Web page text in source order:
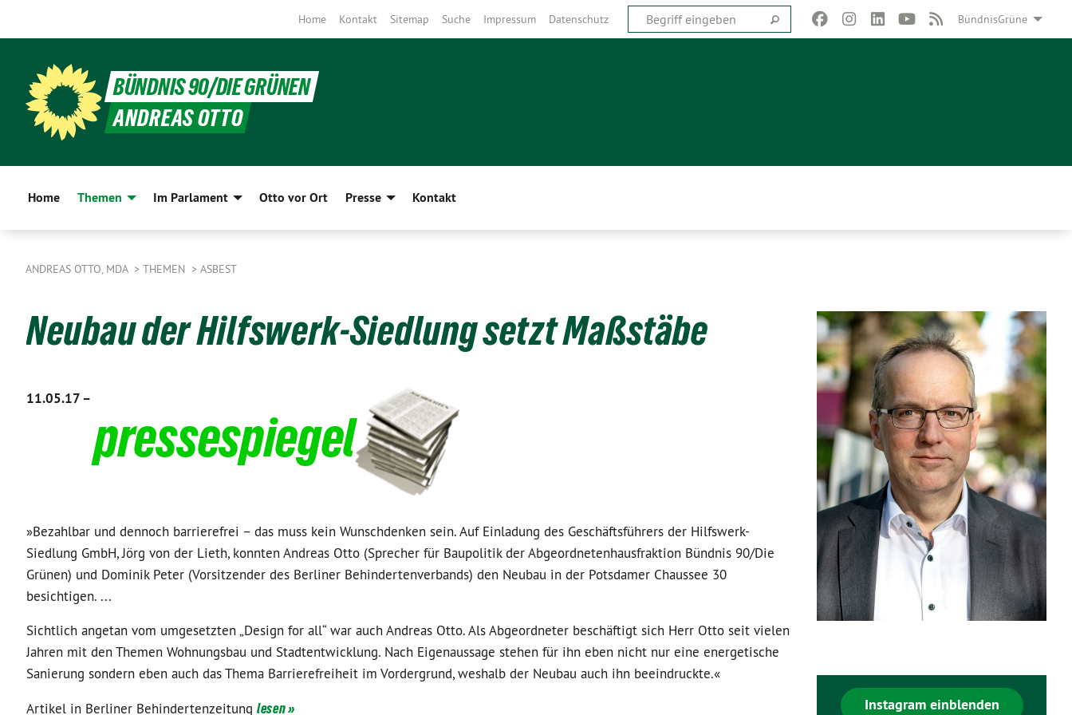
BündnisGrüne
Home Kontakt Sitemap Suche Impressum Datenschutz
BÜNDNIS 90/DIE GRÜNEN
ANDREAS OTTO
Home Themen Im Parlament Otto vor Ort Presse Kontakt
ANDREAS OTTO, MDA THEMEN ASBEST
Neubau der Hilfswerk-Siedlung setzt Maßstäbe
11.05.17 –
pressespiegel
»Bezahlbar und dennoch barrierefrei – das muss kein Wunschdenken sein. Auf Einladung des Geschäftsführers der Hilfswerk-
Siedlung GmbH, Jörg von der Lieth, konnten Andreas Otto (Sprecher für Baupolitik der Abgeordnetenhausfraktion Bündnis 90/Die
Grünen) und Dominik Peter (Vorsitzender des Berliner Behindertenverbands) den Neubau in der Potsdamer Chaussee 30
besichtigen. ...
Sichtlich angetan vom umgesetzten „Design for all“ war auch Andreas Otto. Als Abgeordneter beschäftigt sich Herr Otto seit vielen
Jahren mit den Themen Wohnungsbau und Stadtentwicklung. Nach Eigenaussage stehen für ihn eben nicht nur eine energetische
Sanierung sondern eben auch das Thema Barrierefreiheit im Vordergrund, weshalb der Neubau auch ihn beeindruckte.«
Artikel in Berliner Behindertenzeitung lesen » Instagram einblenden